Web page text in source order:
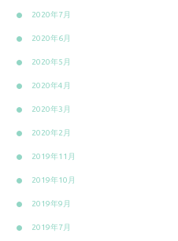
2020年7月
2020年6月
2020年5月
2020年4月
2020年3月
2020年2月
2019年11月
2019年10月
2019年9月
2019年7月